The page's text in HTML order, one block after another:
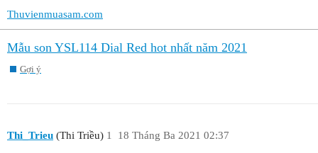
Thuvienmuasam.com
Mẫu son YSL114 Dial Red hot nhất năm 2021
Gợi ý
Thi_Trieu (Thi Triều) 18 Tháng Ba 2021 02:37
1